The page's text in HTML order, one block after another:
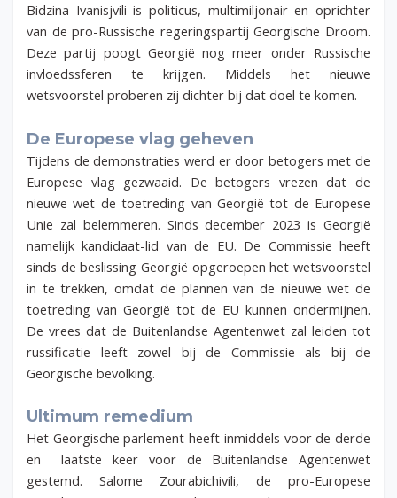
Bidzina Ivanisjvili is politicus, multimiljonair en oprichter
van de pro-Russische regeringspartij Georgische Droom.
Deze partij poogt Georgië nog meer onder Russische
invloedssferen te krijgen. Middels het nieuwe
wetsvoorstel proberen zij dichter bij dat doel te komen.
De Europese vlag geheven
Tijdens de demonstraties werd er door betogers met de
Europese vlag gezwaaid. De betogers vrezen dat de
nieuwe wet de toetreding van Georgië tot de Europese
Unie zal belemmeren. Sinds december 2023 is Georgië
namelijk kandidaat-lid van de EU. De Commissie heeft
sinds de beslissing Georgië opgeroepen het wetsvoorstel
in te trekken, omdat de plannen van de nieuwe wet de
toetreding van Georgië tot de EU kunnen ondermijnen.
De vrees dat de Buitenlandse Agentenwet zal leiden tot
russificatie leeft zowel bij de Commissie als bij de
Georgische bevolking.
Ultimum remedium
Het Georgische parlement heeft inmiddels voor de derde
en laatste keer voor de Buitenlandse Agentenwet
gestemd. Salome Zourabichivili, de pro-Europese